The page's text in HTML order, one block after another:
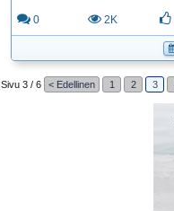
0 2K
Sivu 3 / 6 < Edellinen 1 2 3